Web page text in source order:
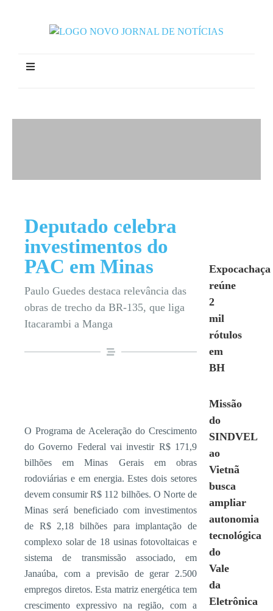
Deputado celebra
investimentos do
PAC em Minas
Paulo Guedes destaca relevância das
obras de trecho da BR-135, que liga
Itacarambi a Manga
O Programa de Aceleração do Crescimento
do Governo Federal vai investir R$ 171,9
bilhões em Minas Gerais em obras
rodoviárias e em energia. Estes dois setores
devem consumir R$ 112 bilhões. O Norte de
Minas será beneficiado com investimentos
de R$ 2,18 bilhões para implantação de
complexo solar de 18 usinas fotovoltaicas e
sistema de transmissão associado, em
Janaúba, com a previsão de gerar 2.500
empregos diretos. Esta matriz energética tem
crescimento expressivo na região, com a
Expocachaça
reúne
2
mil
rótulos
em
BH
Missão
do
SINDVEL
ao
Vietnã
busca
ampliar
autonomia
tecnológica
do
Vale
da
Eletrônica